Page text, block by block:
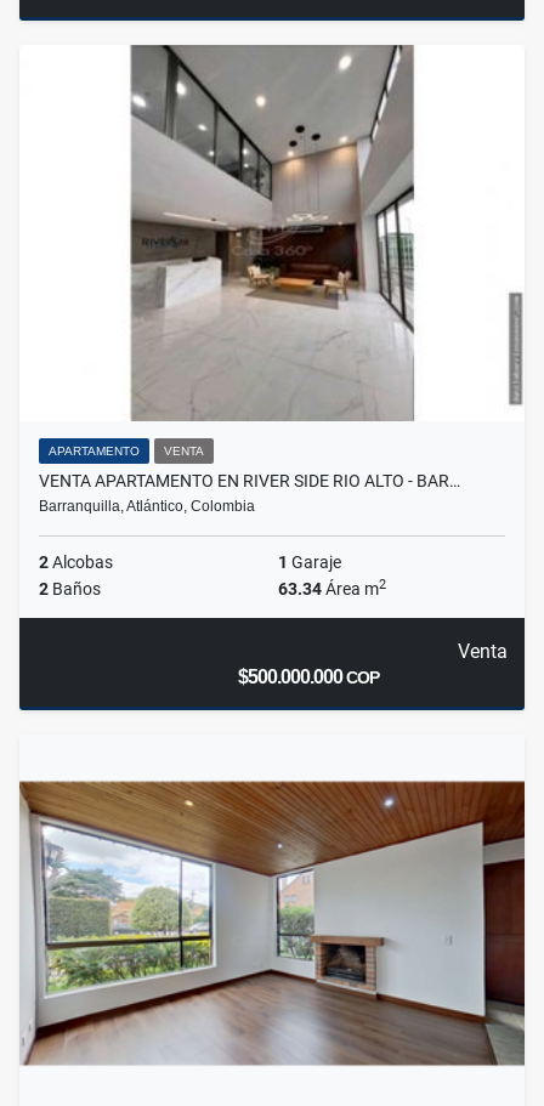
APARTAMENTO VENTA
VENTA APARTAMENTO EN RIVER SIDE RIO ALTO - BAR…
Barranquilla, Atlántico, Colombia
2Alcobas 1 Garaje
2 Baños 63.34Área m2
Venta
$500.000.000COP